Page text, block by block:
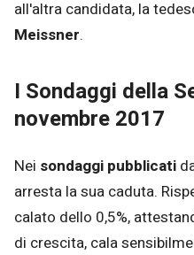
all'altra candidata, la
Meissner.
I Sondaggi della
novembre 2017
Nei sondaggi pubblicati
arresta la sua caduta.
calato dello 0,5%,
di crescita, cala